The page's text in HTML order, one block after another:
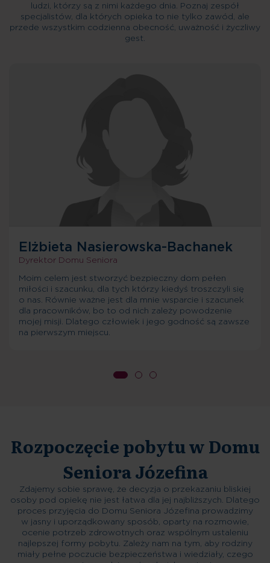
ludzi, którzy są z nimi każdego dnia. Poznaj zespół
specjalistów, dla których opieka to nie tylko zawód, ale
przede wszystkim codzienna obecność, uważność i życzliwy
gest.
Elżbieta Nasierowska-Bachanek
Dyrektor Domu Seniora
Moim celem jest stworzyć bezpieczny dom pełen
miłości i szacunku, dla tych którzy kiedyś troszczyli się
o nas. Równie ważne jest dla mnie wsparcie i szacunek
dla pracowników, bo to od nich zależy powodzenie
mojej misji. Dlatego człowiek i jego godność są zawsze
na pierwszym miejscu.
Rozpoczęcie pobytu w Domu
Seniora Józefina
Zdajemy sobie sprawę, że decyzja o przekazaniu bliskiej
osoby pod opiekę nie jest łatwa dla jej najbliższych. Dlatego
proces przyjęcia do Domu Seniora Józefina prowadzimy
w jasny i uporządkowany sposób, oparty na rozmowie,
ocenie potrzeb zdrowotnych oraz wspólnym ustaleniu
najlepszej formy pobytu. Zależy nam na tym, aby rodziny
miały pełne poczucie bezpieczeństwa i wiedziały, czego